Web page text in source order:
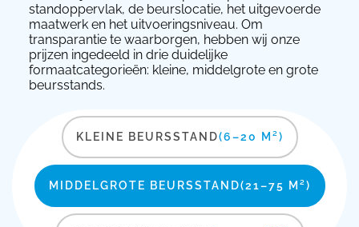
standoppervlak, de beurslocatie, het uitgevoerde
maatwerk en het uitvoeringsniveau. Om
transparantie te waarborgen, hebben wij onze
prijzen ingedeeld in drie duidelijke
formaatcategorieën: kleine, middelgrote en grote
beursstands.
KLEINE BEURSSTAND(6–20 M²)
MIDDELGROTE BEURSSTAND(21–75 M²)